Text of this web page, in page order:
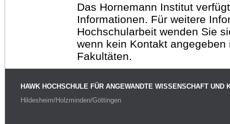
Das Hornemann Institut
Informationen. Für weitere
Hochschularbeit wenden Sie
wenn kein Kontakt
Fakultäten.
HAWK HOCHSCHULE FÜR ANGEWANDTE WISSENSCHAFT UND
Hildesheim/Holzminden/Göttingen